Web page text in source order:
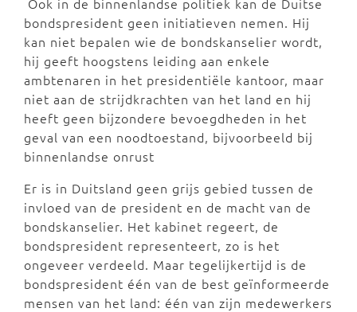
bondspresident geen initiatieven nemen. Hij
kan niet bepalen wie de bondskanselier wordt,
hij geeft hoogstens leiding aan enkele
ambtenaren in het presidentiële kantoor, maar
niet aan de strijdkrachten van het land en hij
heeft geen bijzondere bevoegdheden in het
geval van een noodtoestand, bijvoorbeeld bij
binnenlandse onrust
Er is in Duitsland geen grijs gebied tussen de
invloed van de president en de macht van de
bondskanselier. Het kabinet regeert, de
bondspresident representeert, zo is het
ongeveer verdeeld. Maar tegelijkertijd is de
bondspresident één van de best geïnformeerde
mensen van het land: één van zijn medewerkers